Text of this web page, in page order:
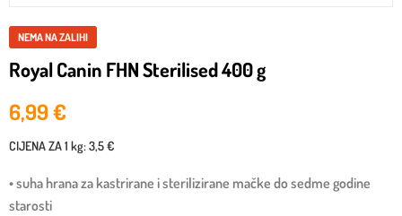
NEMA NA ZALIHI
Royal Canin FHN Sterilised 400 g
6,99€
CIJENA ZA1 kg:3,5 €
• suha hrana za kastrirane i sterilizirane mačke do sedme godine
starosti